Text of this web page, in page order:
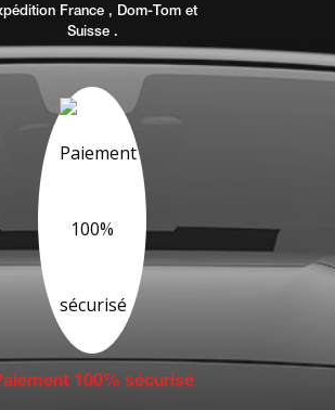
France , Dom-Tom et
Suisse .
100% sécurisé